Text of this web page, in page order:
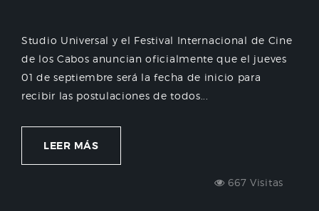
Studio Universal y el Festival Internacional de Cine
de los Cabos anuncian oficialmente que el jueves
01 de septiembre será la fecha de inicio para
recibir las postulaciones de todos...
LEER MÁS
667 Visitas